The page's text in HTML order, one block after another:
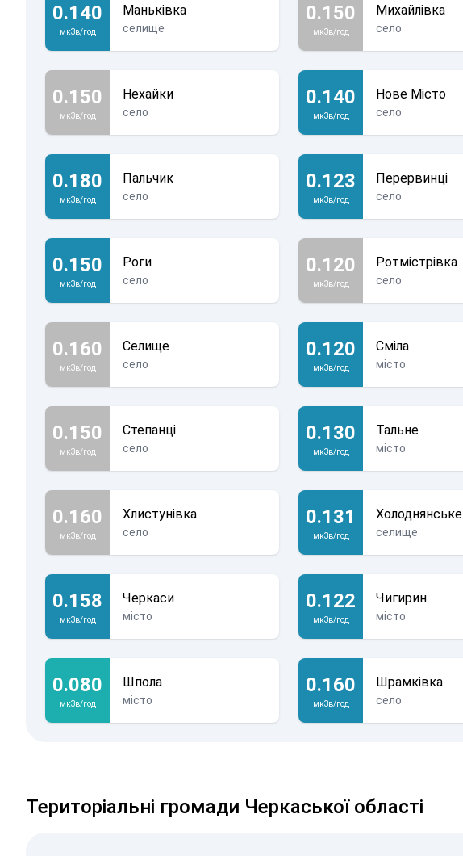
0.140
мкЗв/год
Маньківка
селище
0.150
мкЗв/год
Михайлівка
село
0.150
мкЗв/год
Нехайки
село
0.140
мкЗв/год
Нове Місто
село
0.180
мкЗв/год
Пальчик
село
0.123
мкЗв/год
Перервинці
село
0.150
мкЗв/год
Роги
село
0.120
мкЗв/год
Ротмістрівка
село
0.160
мкЗв/год
Селище
село
0.120
мкЗв/год
Сміла
місто
0.150
мкЗв/год
Степанці
село
0.130
мкЗв/год
Тальне
місто
0.160
мкЗв/год
Хлистунівка
село
0.131
мкЗв/год
Холоднянське
селище
0.158
мкЗв/год
Черкаси
місто
0.122
мкЗв/год
Чигирин
місто
0.080
мкЗв/год
Шпола
місто
0.160
мкЗв/год
Шрамківка
село
Територіальні громади Черкаської області